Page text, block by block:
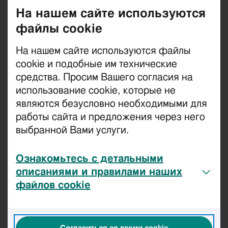
На нашем сайте используются
файлы cookie
На нашем сайте используются файлы
cookie и подобные им технические
средства. Просим Вашего согласия на
использование cookie, которые не
являются безусловно необходимыми для
работы сайта и предложения через него
выбранной Вами услуги.
Ознакомьтесь с детальными
описаниями и правилами наших
файлов cookie
Выбери пакет
1
Выбери подходящий пакет, безопасно
авторизуйся в самообслуживании.
Выбери номер
2
Возьми новый номер или позволь нам перевести
Выбери SIM-карту
3